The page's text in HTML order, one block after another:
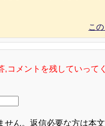
こ
,コメントを残していって
せん。返信必要な方は本